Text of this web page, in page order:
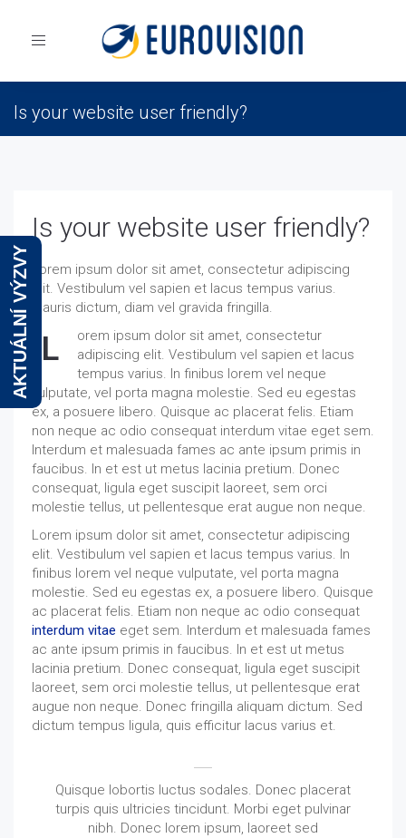
Toggle
Is your website user friendly?
Is your website user friendly?
Lorem ipsum dolor sit amet, consectetur adipiscing
elit. Vestibulum vel sapien et lacus tempus varius.
Mauris dictum, diam vel gravida fringilla.
L
orem ipsum dolor sit amet, consectetur
adipiscing elit. Vestibulum vel sapien et lacus
tempus varius. In finibus lorem vel neque
vulputate, vel porta magna molestie. Sed eu egestas
ex, a posuere libero. Quisque ac placerat felis. Etiam
non neque ac odio consequat interdum vitae eget sem.
Interdum et malesuada fames ac ante ipsum primis in
faucibus. In et est ut metus lacinia pretium. Donec
consequat, ligula eget suscipit laoreet, sem orci
molestie tellus, ut pellentesque erat augue non neque.
Lorem ipsum dolor sit amet, consectetur adipiscing
elit. Vestibulum vel sapien et lacus tempus varius. In
finibus lorem vel neque vulputate, vel porta magna
molestie. Sed eu egestas ex, a posuere libero. Quisque
ac placerat felis. Etiam non neque ac odio consequat
interdum vitae eget sem. Interdum et malesuada fames
ac ante ipsum primis in faucibus. In et est ut metus
lacinia pretium. Donec consequat, ligula eget suscipit
laoreet, sem orci molestie tellus, ut pellentesque erat
augue non neque. Donec fringilla aliquam dictum. Sed
dictum tempus ligula, quis efficitur lacus varius et.
Quisque lobortis luctus sodales. Donec placerat
turpis quis ultricies tincidunt. Morbi eget pulvinar
nibh. Donec lorem ipsum, laoreet sed
AKTUÁLNÍ VÝZVY